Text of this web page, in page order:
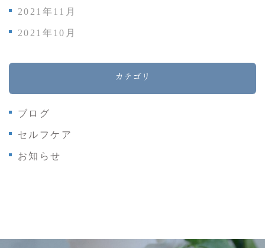
2021年11月
2021年10月
カテゴリ
ブログ
セルフケア
お知らせ